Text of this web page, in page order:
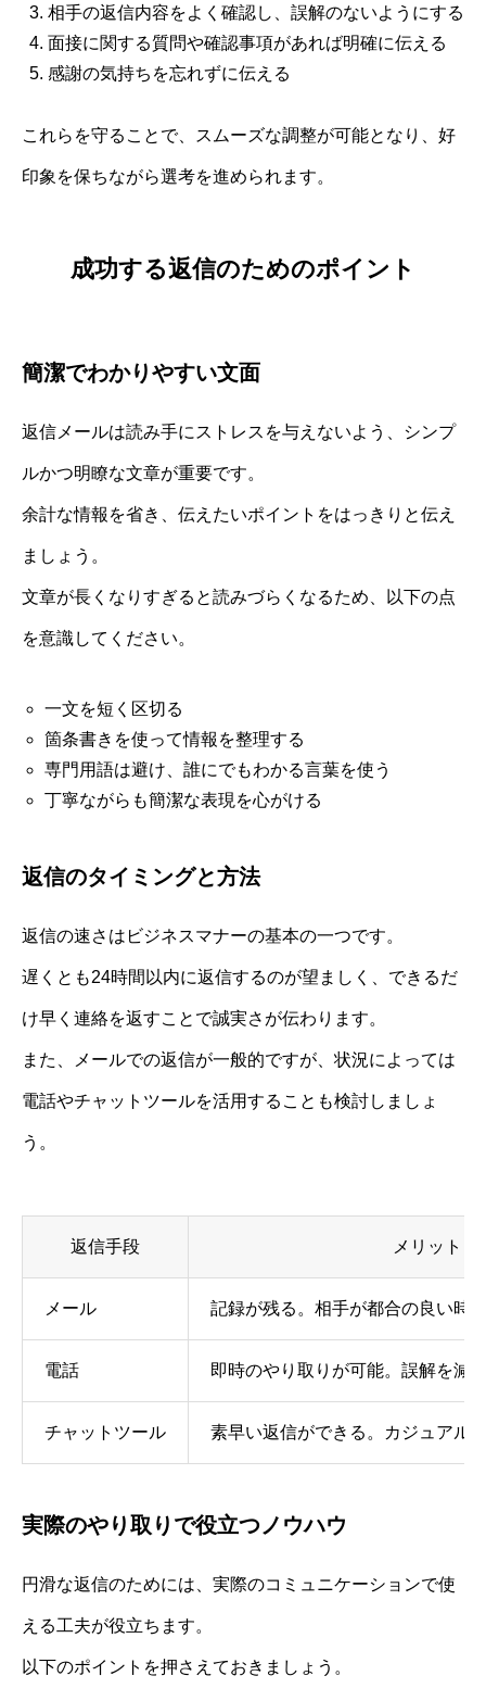
相手の返信内容をよく確認し、誤解のないようにする
面接に関する質問や確認事項があれば明確に伝える
感謝の気持ちを忘れずに伝える
これらを守ることで、スムーズな調整が可能となり、好
印象を保ちながら選考を進められます。
成功する返信のためのポイント
簡潔でわかりやすい文面
返信メールは読み手にストレスを与えないよう、シンプ
ルかつ明瞭な文章が重要です。
余計な情報を省き、伝えたいポイントをはっきりと伝え
ましょう。
文章が長くなりすぎると読みづらくなるため、以下の点
を意識してください。
一文を短く区切る
箇条書きを使って情報を整理する
専門用語は避け、誰にでもわかる言葉を使う
丁寧ながらも簡潔な表現を心がける
返信のタイミングと方法
返信の速さはビジネスマナーの基本の一つです。
遅くとも24時間以内に返信するのが望ましく、できるだ
け早く連絡を返すことで誠実さが伝わります。
また、メールでの返信が一般的ですが、状況によっては
電話やチャットツールを活用することも検討しましょ
う。
返信手段 メリット
メール 記録が残る。相手が都合の良い時
電話 即時のやり取りが可能。誤解を減
チャットツール 素早い返信ができる。カジュアル
実際のやり取りで役立つノウハウ
円滑な返信のためには、実際のコミュニケーションで使
える工夫が役立ちます。
以下のポイントを押さえておきましょう。